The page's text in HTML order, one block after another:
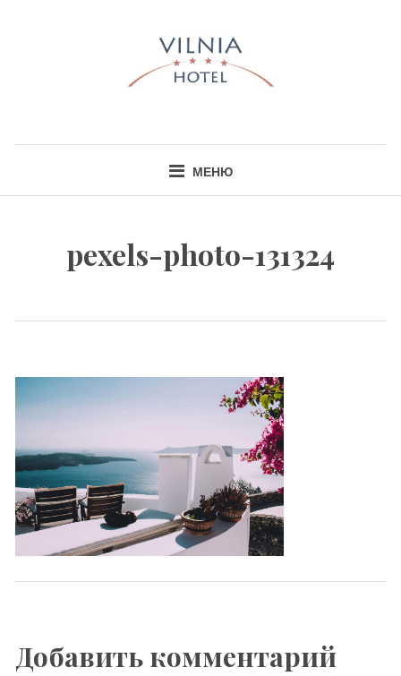
HOTEL VILNIA
МЕНЮ
pexels-photo-131324
Добавить комментарий